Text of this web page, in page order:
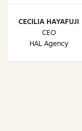
CECILIA HAYAFUJI
CEO
HAL Agency